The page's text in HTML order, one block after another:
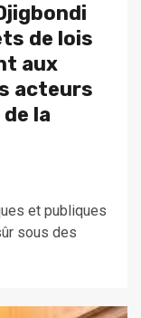
de lois
aux
acteurs
la
et publiques
sous des